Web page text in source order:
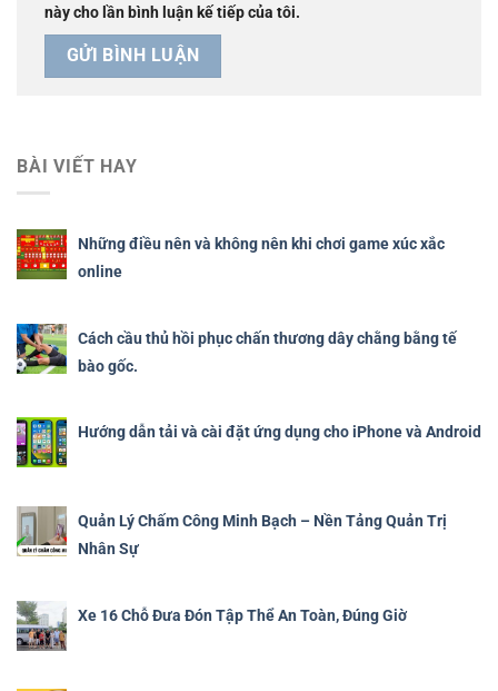
này cho lần bình luận kế tiếp của tôi.
BÀI VIẾT HAY
Những điều nên và không nên khi chơi game xúc xắc
online
Cách cầu thủ hồi phục chấn thương dây chằng bằng tế
bào gốc.
Hướng dẫn tải và cài đặt ứng dụng cho iPhone và Android
Quản Lý Chấm Công Minh Bạch – Nền Tảng Quản Trị
Nhân Sự
Xe 16 Chỗ Đưa Đón Tập Thể An Toàn, Đúng Giờ